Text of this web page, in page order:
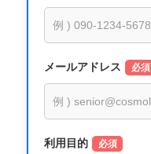
メールアドレス 必須
利用目的 必須